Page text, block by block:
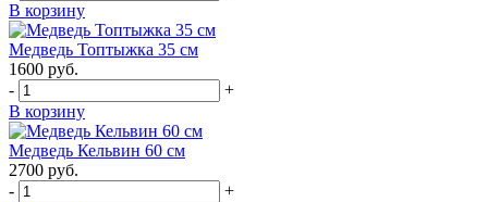
В корзину
Медведь Топтыжка 35 см
1600 руб.
-
+
В корзину
Медведь Кельвин 60 см
2700 руб.
-
+